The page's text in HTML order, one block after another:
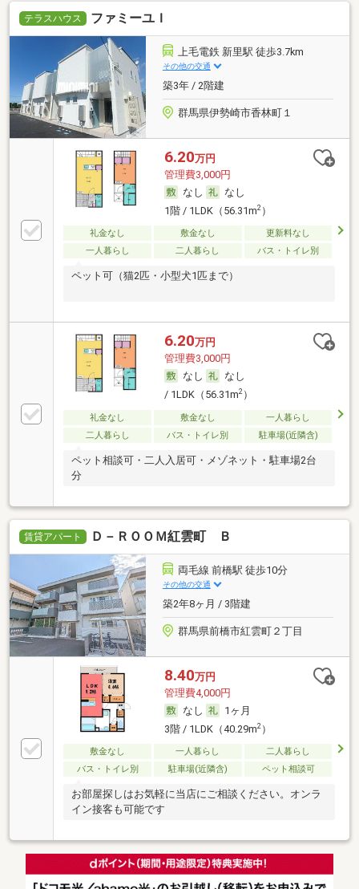
テラスハウス ファミーユＩ
上毛電鉄 新里駅 徒歩3.7km
その他の交通
築3年 / 2階建
群馬県伊勢崎市香林町１
6.20万円
管理費3,000円
なし
なし
1階 / 1LDK（56.31m2）
礼金なし 敷金なし
更新料なし
一人暮らし
二人暮らし バス・トイレ別
ペット可（猫2匹・小型犬1匹まで）
6.20万円
管理費3,000円
なし
なし
/ 1LDK（56.31m2）
礼金なし 敷金なし
一人暮らし
二人暮らし
バス・トイレ別 駐車場(近隣含)
ペット相談可・二人入居可・メゾネット・駐車場2台
分
賃貸アパート Ｄ－ＲＯＯＭ紅雲町 Ｂ
両毛線 前橋駅 徒歩10分
その他の交通
築2年8ヶ月 / 3階建
群馬県前橋市紅雲町２丁目
8.40万円
管理費4,000円
なし
1ヶ月
3階 / 1LDK（40.29m2）
敷金なし 一人暮らし
二人暮らし
バス・トイレ別
駐車場(近隣含) ペット相談可
お部屋探しはお気軽に当店にご相談ください。オンラ
イン接客も可能です